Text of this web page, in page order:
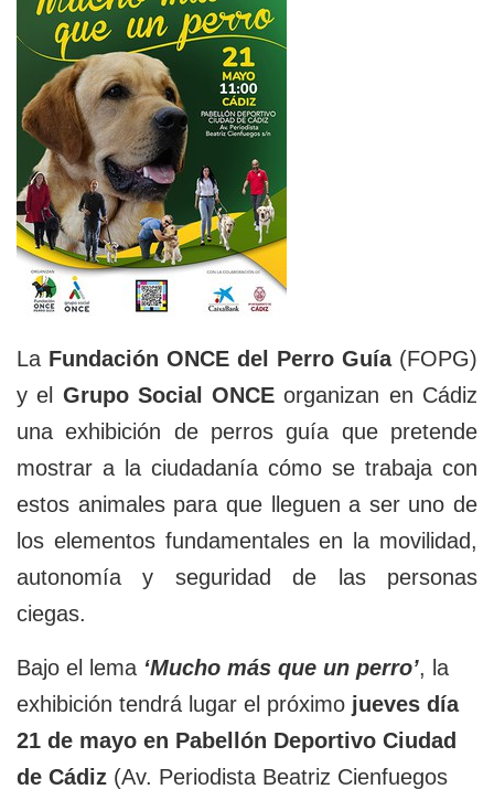
La Fundación ONCE del Perro Guía(FOPG)
y el Grupo Social ONCE organizan en Cádiz
una exhibición de perros guía que pretende
mostrar a la ciudadanía cómo se trabaja con
estos animales para que lleguen a ser uno de
los elementos fundamentales en la movilidad,
autonomía y seguridad de las personas
ciegas.
Bajo el lema ‘Mucho más que un perro’, la
exhibición tendrá lugar el próximo jueves día
21 de mayo en Pabellón Deportivo Ciudad
de Cádiz (Av. Periodista Beatriz Cienfuegos